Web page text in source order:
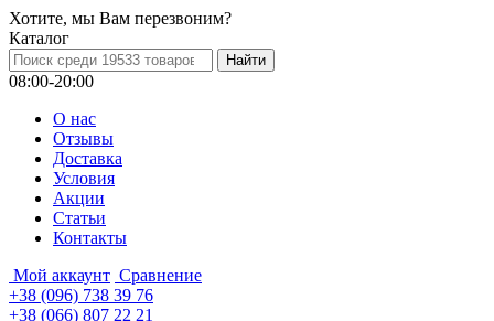
Хотите, мы Вам перезвоним?
Каталог
08:00-20:00
О нас
Отзывы
Доставка
Условия
Aкции
Статьи
Контакты
Мой аккаунт Сравнение
+38 (096) 738 39 76
+38 (066) 807 22 21